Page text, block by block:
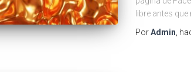
libre antes
PorAdmin ,